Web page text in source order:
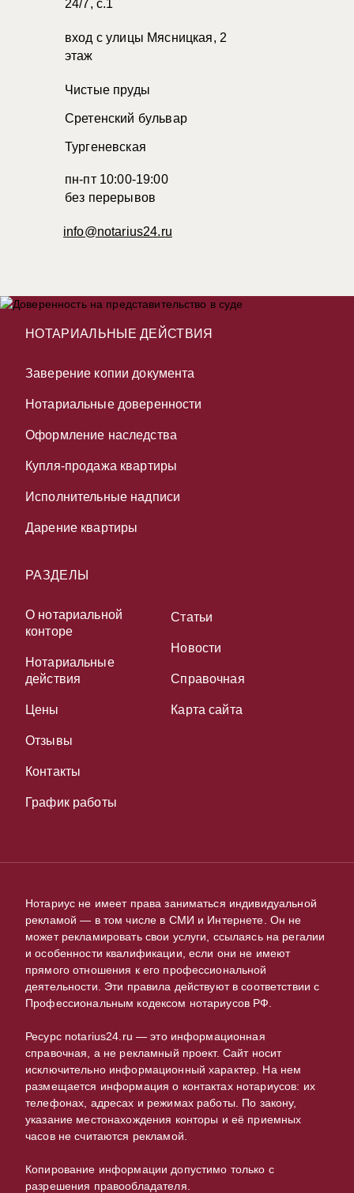
24/7, с.1
вход с улицы Мясницкая, 2
этаж
Чистые пруды
Сретенский бульвар
Тургеневская
пн-пт 10:00-19:00
без перерывов
info@notarius24.ru
НОТАРИАЛЬНЫЕ ДЕЙСТВИЯ
Заверение копии документа
Нотариальные доверенности
Оформление наследства
Купля-продажа квартиры
Исполнительные надписи
Дарение квартиры
РАЗДЕЛЫ
О нотариальной
конторе
Нотариальные
действия
Цены
Отзывы
Контакты
График работы
Статьи
Новости
Справочная
Карта сайта
Нотариус не имеет права заниматься индивидуальной
рекламой — в том числе в СМИ и Интернете. Он не
может рекламировать свои услуги, ссылаясь на регалии
и особенности квалификации, если они не имеют
прямого отношения к его профессиональной
деятельности. Эти правила действуют в соответствии с
Профессиональным кодексом нотариусов РФ.
Ресурс notarius24.ru — это информационная
справочная, а не рекламный проект. Сайт носит
исключительно информационный характер. На нем
размещается информация о контактах нотариусов: их
телефонах, адресах и режимах работы. По закону,
указание местонахождения конторы и её приемных
часов не считаются рекламой.
Копирование информации допустимо только с
разрешения правообладателя.